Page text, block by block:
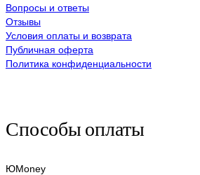
Вопросы и ответы
Отзывы
Условия оплаты и возврата
Публичная оферта
Политика конфиденциальности
Способы оплаты
ЮMoney